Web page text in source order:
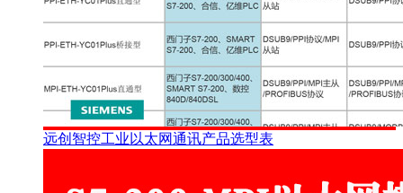
远创智控工业以太网通讯产品选型表